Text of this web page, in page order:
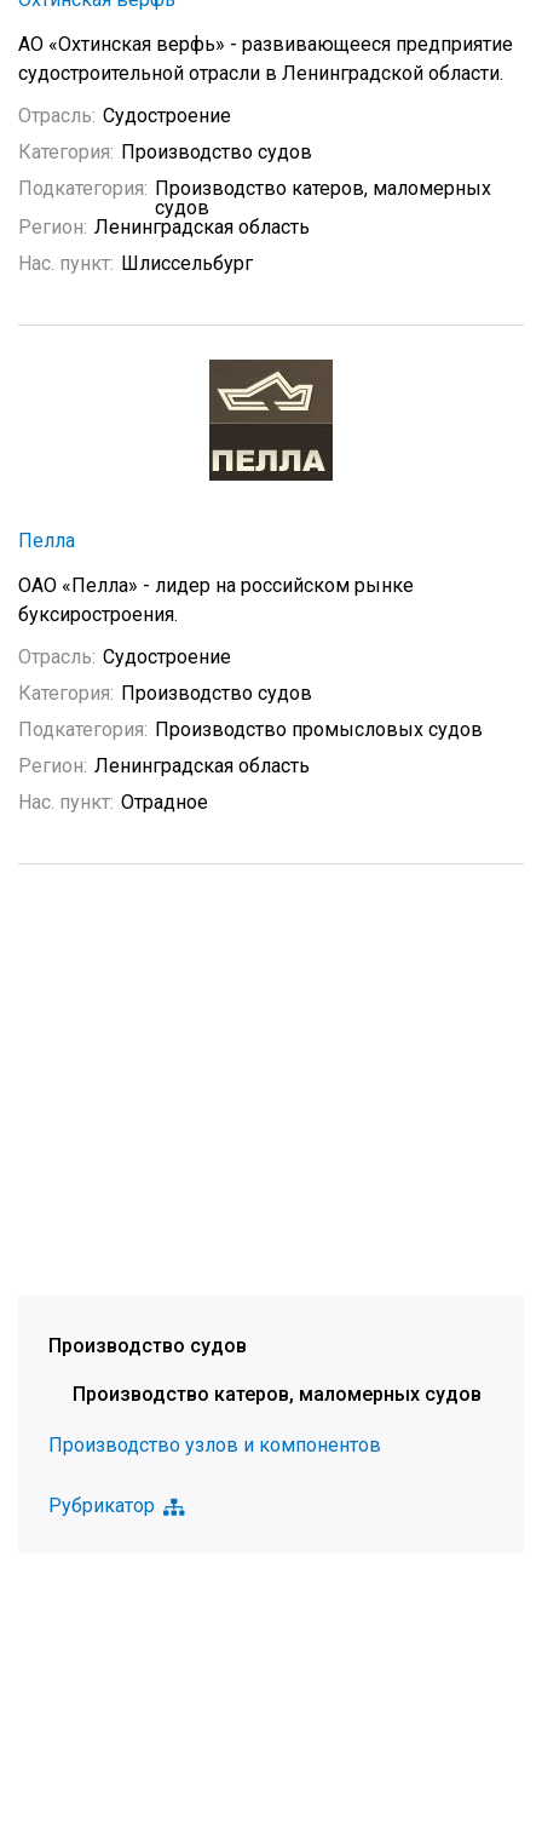
АО «Охтинская верфь» - развивающееся предприятие
судостроительной отрасли в Ленинградской области.
Отрасль: Судостроение
Категория: Производство судов
Подкатегория: Производство катеров, маломерных
судов
Регион: Ленинградская область
Нас. пункт: Шлиссельбург
Пелла
ОАО «Пелла» - лидер на российском рынке
буксиростроения.
Отрасль: Судостроение
Категория: Производство судов
Подкатегория: Производство промысловых судов
Регион: Ленинградская область
Нас. пункт: Отрадное
Производство судов
Производство катеров, маломерных судов
Производство узлов и компонентов
Рубрикатор